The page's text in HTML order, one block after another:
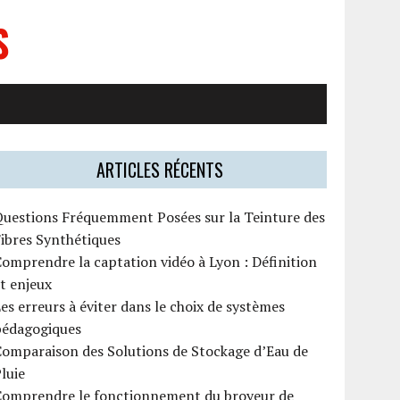
ARTICLES RÉCENTS
Fréquemment Posées sur la Teinture des
Synthétiques
la captation vidéo à Lyon : Définition
enjeux
erreurs à éviter dans le choix de systèmes
des Solutions de Stockage d’Eau de
le fonctionnement du broyeur de